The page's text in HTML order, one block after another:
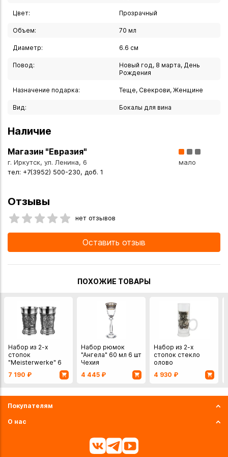
премиальной посуды. Бокалы прекрасно подойдут как для
торжественных случаев, так и для повседневного
использования посуды, созданной с любовью к традициям
и современным стандартам качества.
указанных ниже магазинах в Иркутске и в Ангарске, а
курьером по Иркутску или транспортной компанией по
всей России.
Цвет: Прозрачный
Объем: 70 мл
Диаметр: 6.6 см
Повод:
Новый год, 8 марта, День
Рождения
Назначение подарка: Теще, Свекрови, Женщине
Вид: Бокалы для вина
Наличие
Магазин "Евразия"
г. Иркутск, ул. Ленина, 6
тел: +7(3952) 500-230, доб. 1
мало
Отзывы
нет отзывов
Оставить отзыв
ПОХОЖИЕ ТОВАРЫ
Набор из 2-х
стопок
"Meisterwerke" 6
Германия, олово
7 190 ₽
Набор рюмок
"Ангела" 60 мл 6 шт
Чехия
4 445 ₽
Набор из 2-х
стопок стекло
олово
4 930 ₽
Покупателям
О нас